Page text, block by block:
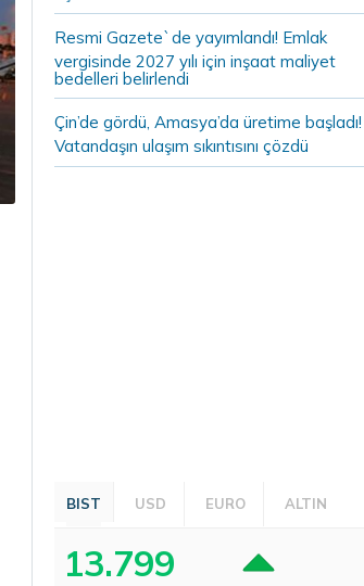
Resmi Gazete`de yayımlandı! Emlak
vergisinde 2027 yılı için inşaat maliyet
bedelleri belirlendi
Çin’de gördü, Amasya’da üretime başladı!
Vatandaşın ulaşım sıkıntısını çözdü
BIST USD EURO ALTIN
13.799